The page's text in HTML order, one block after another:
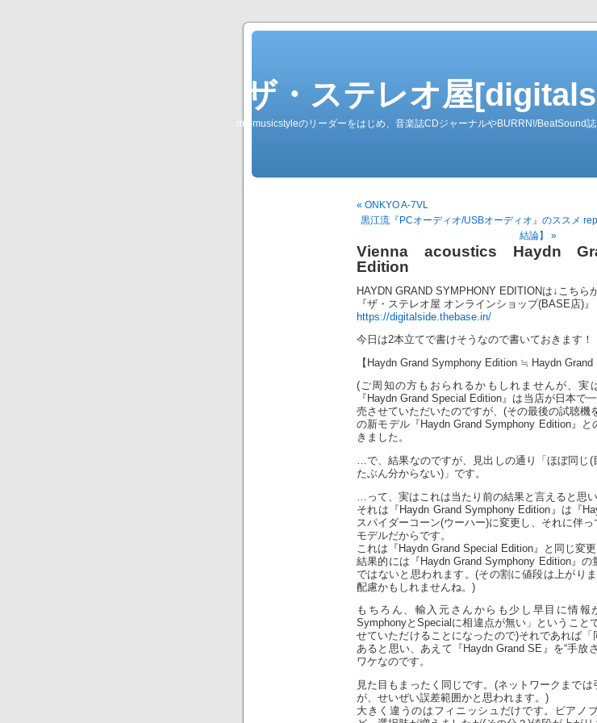
ザ・ステレオ屋
my-musicstyleのリーダーをはじめ、音楽誌CDジャーナルやBURRN!/BeatSound
« ONKYO A-7VL
黒江流『PCオーディオ/USBオーディオ』のススメ
結論】 »
Vienna acoustics Haydn
Edition
HAYDN GRAND SYMPHONY EDITIONは↓こちら
『ザ・ステレオ屋 オンラインショップ(BASE店)』
https://digitalside.thebase.in/
今日は2本立てで書けそうなので書いておきます！
【Haydn Grand Symphony Edition ≒ Haydn Grand
(ご周知の方もおられるかもしれませんが、実
『Haydn Grand Special Edition』は当店が日本で
売させていただいたのですが、(その最後の試聴機
の新モデル『Haydn Grand Symphony Edition』
きました。
…で、結果なのですが、見出しの通り「ほぼ同じ(
たぶん分からない)」です。
…って、実はこれは当たり前の結果と言えると思い
それは『Haydn Grand Symphony Edition』は『
スパイダーコーン(ウーハー)に変更し、それに伴
モデルだからです。
これは『Haydn Grand Special Edition』と同じ変更
結果的には『Haydn Grand Symphony Edition』
ではないと思われます。(その割に値段は上がり
配慮かもしれませんね。)
もちろん、輸入元さんからも少し早目に情報
SymphonyとSpecialに相違点が無い」ということ
せていただけることになったので)それであれば
あると思い、あえて『Haydn Grand SE』を“手放
ワケなのです。
見た目もまったく同じです。(ネットワークまで
が、せいぜい誤差範囲かと思われます。)
大きく違うのはフィニッシュだけです。ピアノ